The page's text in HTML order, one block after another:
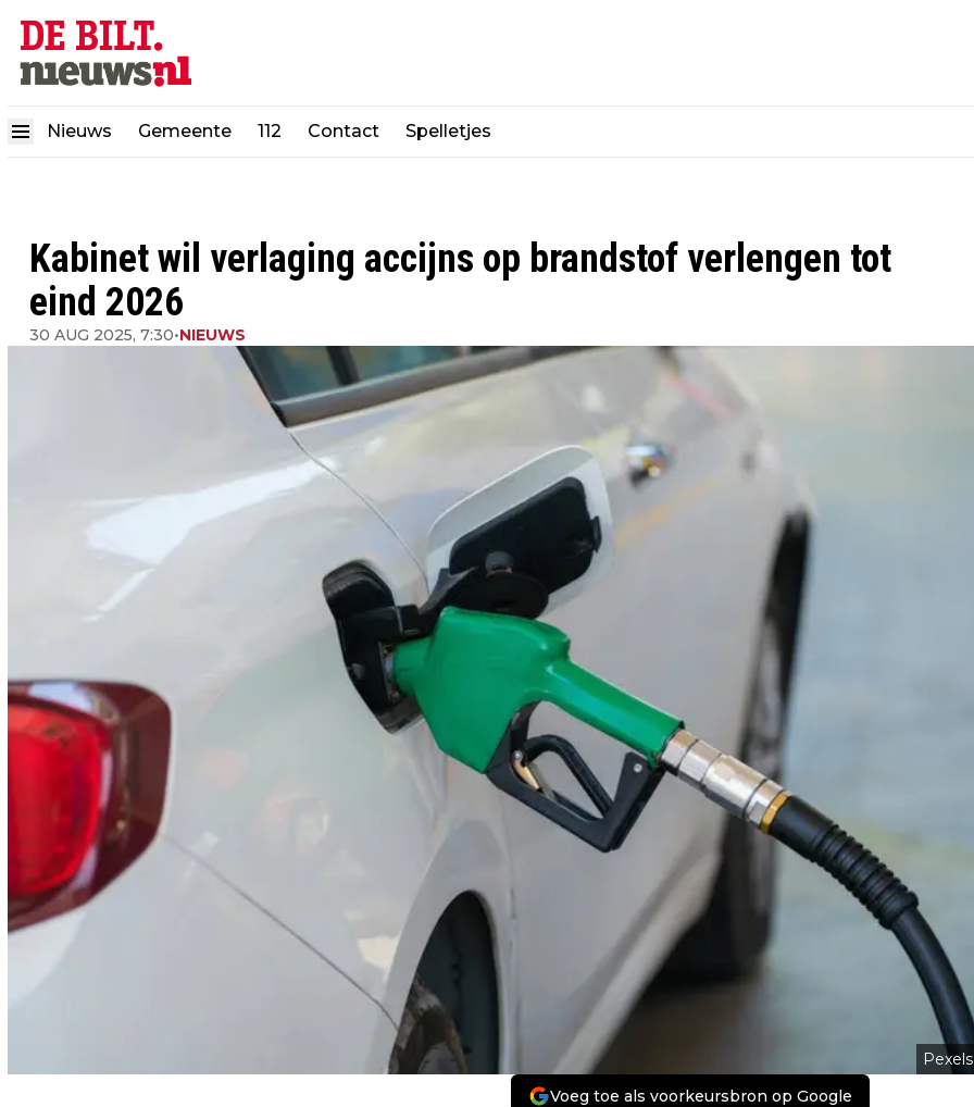
Nieuws Gemeente 112 Contact Spelletjes
Kabinet wil verlaging accijns op brandstof verlengen tot
eind 2026
30 AUG 2025, 7:30•NIEUWS
Pexels
Voeg toe als voorkeursbron op Google